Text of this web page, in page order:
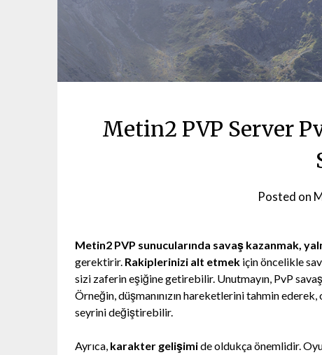
Metin2 PVP Server
Posted on
Metin2 PVP sunucularında savaş kazanmak,
gerektirir. Rakiplerinizi alt etmek için öncelikle
sizi zaferin eşiğine getirebilir. Unutmayın, PvP
Örneğin, düşmanınızın hareketlerini tahmin
seyrini değiştirebilir.
Ayrıca, karakter gelişimide oldukça önemlidir.